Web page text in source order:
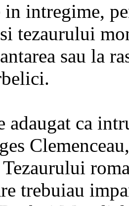
in intregime,
tezaurului
sau la
adaugat ca
trebuiau